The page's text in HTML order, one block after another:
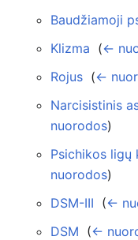
Baudžiamoji
Klizma (←
Rojus (←
Narcisistinis
nuorodos)
Psichikos ligų
nuorodos)
DSM-III (←
DSM (←